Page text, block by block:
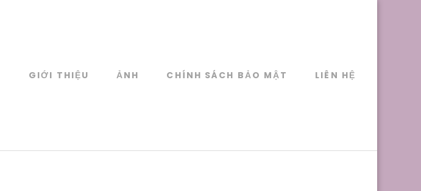
GIỚI THIỆU ẢNH CHÍNH SÁCH BẢO MẬT LIÊN HỆ